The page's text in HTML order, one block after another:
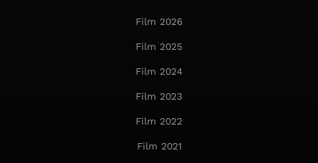
Film 2026
Film 2025
Film 2024
Film 2023
Film 2022
Film 2021